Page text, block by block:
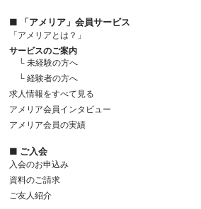
■ 「アメリア」会員サービス
「アメリアとは？」
サービスのご案内
└ 未経験の方へ
└ 経験者の方へ
求人情報をすべて見る
アメリア会員インタビュー
アメリア会員の実績
■ ご入会
入会のお申込み
資料のご請求
ご友人紹介